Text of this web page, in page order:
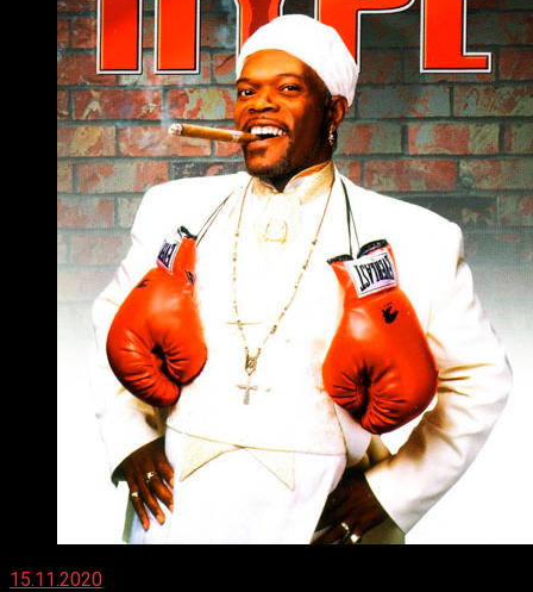
15.11.2020